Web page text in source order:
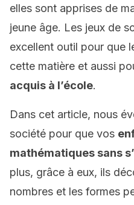
elles sont apprises de
jeune âge. Les jeux de
excellent outil pour que
cette matière et aussi
acquis à l’école.
Dans cet article, nous
société pour que vos
mathématiques sans
plus, grâce à eux, ils
nombres et les formes